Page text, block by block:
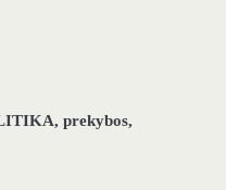
, prekybos,